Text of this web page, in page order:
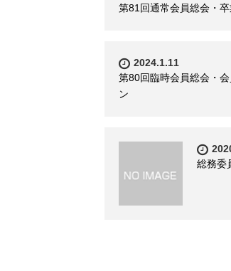
第81回通常会員総会・
2024.1.11
第80回臨時会員総会・
ン
総務